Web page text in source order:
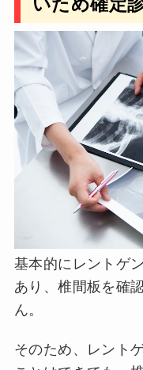
いため確定
基本的にレントゲ
あり、椎間板を確
ん。
そのため、レント